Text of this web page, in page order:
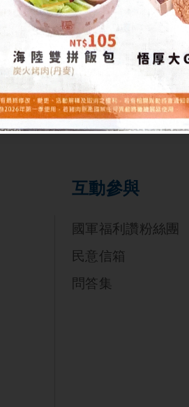
店(悟
互動參與
國軍福利讚粉絲團
民意信箱
問答集